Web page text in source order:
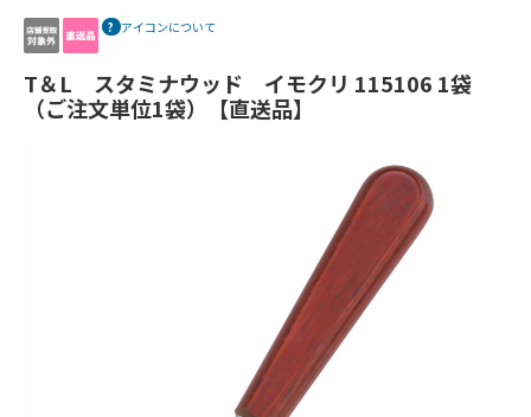
アイコンについて
T＆L スタミナウッド イモクリ 115106 1袋
（ご注文単位1袋）【直送品】